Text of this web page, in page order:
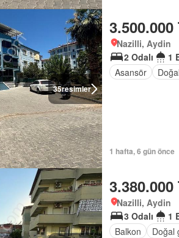
35resimler
3.500.000
Nazilli, Aydin
2 Odalı
1
Asansör
1 hafta, 6 gün önce
3.380.000
Nazilli, Aydin
3 Odalı
1
Balkon
Doğal